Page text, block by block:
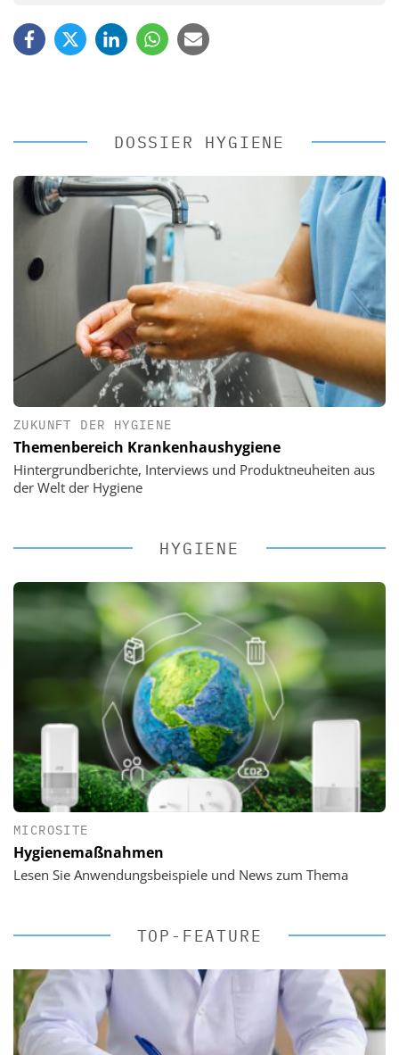
DOSSIER HYGIENE
ZUKUNFT DER HYGIENE
Themenbereich Krankenhaushygiene
Hintergrundberichte, Interviews und Produktneuheiten aus
der Welt der Hygiene
HYGIENE
MICROSITE
Hygienemaßnahmen
Lesen Sie Anwendungsbeispiele und News zum Thema
TOP-FEATURE